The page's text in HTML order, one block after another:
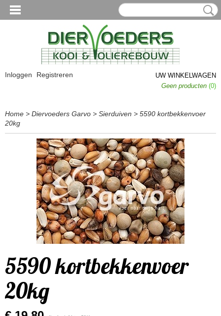
Inloggen Registreren
UW WINKELWAGEN
Geen producten (0)
Home > Diervoeders Garvo > Sierduiven > 5590 kortbekkenvoer
20kg
5590 kortbekkenvoer
20kg